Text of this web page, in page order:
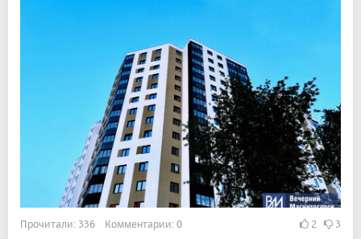
Прочитали: 336 Комментарии: 0 2 3